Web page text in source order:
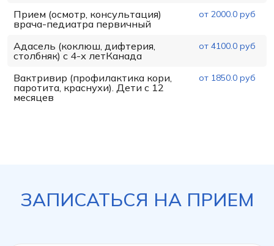
Прием (осмотр, консультация)
врача-педиатра первичный
от 2000.0 руб
Адасель (коклюш, дифтерия,
столбняк) с 4-х летКанада
от 4100.0 руб
Вактривир (профилактика кори,
паротита, краснухи). Дети с 12
месяцев
от 1850.0 руб
ЗАПИСАТЬСЯ НА ПРИЕМ